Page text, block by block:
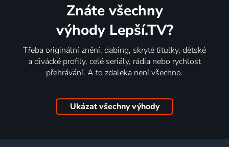
Znáte všechny
výhody Lepší.TV?
Třeba originální znění, dabing, skryté titulky, dětské
a divácké profily, celé seriály, rádia nebo rychlost
přehrávání. A to zdaleka není všechno.
Ukázat všechny výhody